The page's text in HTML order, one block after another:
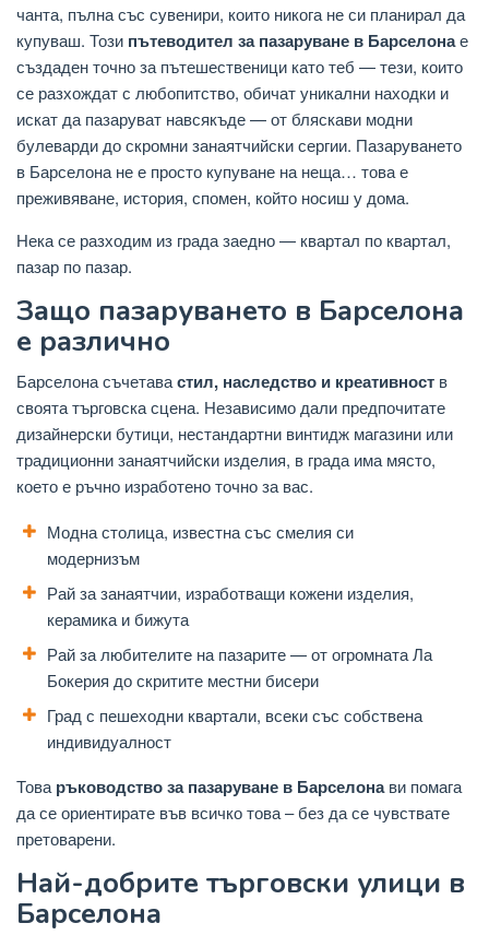
чанта, пълна със сувенири, които никога не си планирал да
купуваш. Този пътеводител за пазаруване в Барселонае
създаден точно за пътешественици като теб — тези, които
се разхождат с любопитство, обичат уникални находки и
искат да пазаруват навсякъде — от бляскави модни
булеварди до скромни занаятчийски сергии. Пазаруването
в Барселона не е просто купуване на неща… това е
преживяване, история, спомен, който носиш у дома.
Нека се разходим из града заедно — квартал по квартал,
пазар по пазар.
Защо пазаруването в Барселона
е различно
Барселона съчетавастил, наследство и креативност в
своята търговска сцена. Независимо дали предпочитате
дизайнерски бутици, нестандартни винтидж магазини или
традиционни занаятчийски изделия, в града има място,
което е ръчно изработено точно за вас.
Модна столица, известна със смелия си
модернизъм
Рай за занаятчии, изработващи кожени изделия,
керамика и бижута
Рай за любителите на пазарите — от огромната Ла
Бокерия до скритите местни бисери
Град с пешеходни квартали, всеки със собствена
индивидуалност
Това ръководство за пазаруване в Барселонави помага
да се ориентирате във всичко това – без да се чувствате
претоварени.
Най-добрите търговски улици в
Барселона